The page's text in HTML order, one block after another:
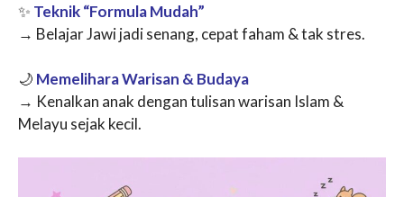
✨ Teknik “Formula Mudah”
→ Belajar Jawi jadi senang, cepat faham & tak stres.
🌙 Memelihara Warisan & Budaya
→ Kenalkan anak dengan tulisan warisan Islam &
Melayu sejak kecil.